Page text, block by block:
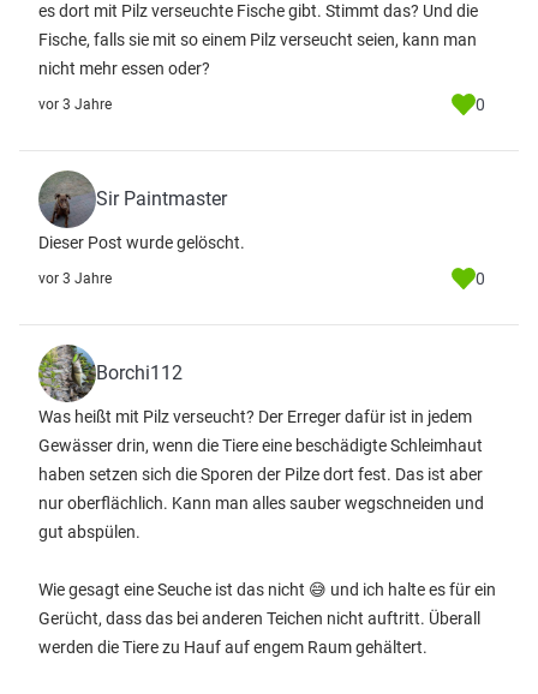
es dort mit Pilz verseuchte Fische gibt. Stimmt das? Und die
Fische, falls sie mit so einem Pilz verseucht seien, kann man
nicht mehr essen oder?
vor 3 Jahre 0
Sir Paintmaster
Dieser Post wurde gelöscht.
vor 3 Jahre 0
Borchi112
Was heißt mit Pilz verseucht? Der Erreger dafür ist in jedem
Gewässer drin, wenn die Tiere eine beschädigte Schleimhaut
haben setzen sich die Sporen der Pilze dort fest. Das ist aber
nur oberflächlich. Kann man alles sauber wegschneiden und
gut abspülen.
Wie gesagt eine Seuche ist das nicht 😅 und ich halte es für ein
Gerücht, dass das bei anderen Teichen nicht auftritt. Überall
werden die Tiere zu Hauf auf engem Raum gehältert.